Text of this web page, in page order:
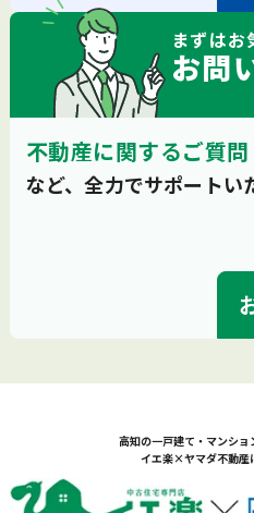
まずはお
お問
不動産に関するご質
など、全力でサポートい
高知の一戸建て・マンショ
イエ楽×ヤマダ不動産